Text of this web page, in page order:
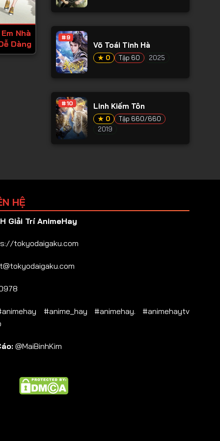
Nhà
Dàng
#9
Võ Toái Tinh Hà
★ 0 Tập 60 2025
#10 Linh Kiếm Tôn
★ 0
Tập 660/660
2019
HỆ
Giải Trí AnimeHay
tokyodaigaku.com
#anime_hay #animehay. #animehaytv
@MaiBinhKim